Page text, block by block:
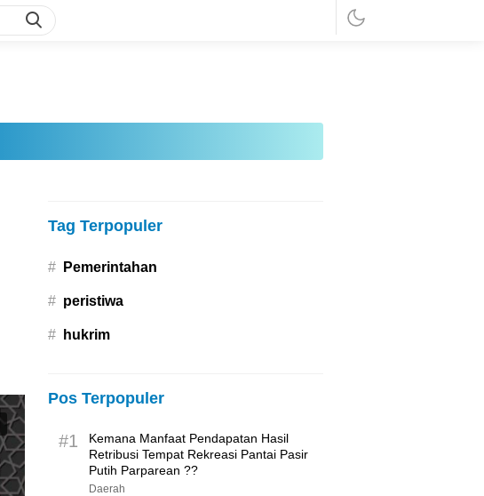
Tag Terpopuler
# Pemerintahan
# peristiwa
# hukrim
Pos Terpopuler
#1
Kemana Manfaat Pendapatan Hasil
Retribusi Tempat Rekreasi Pantai Pasir
Putih Parparean ??
Daerah